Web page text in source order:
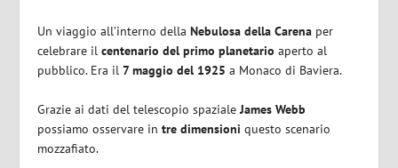
Un viaggio all’interno dellaNebulosa della Carena per
celebrare il centenario del primo planetarioaperto al
pubblico. Era il7 maggio del 1925 a Monaco di Baviera.
Grazie ai dati del telescopio spazialeJames Webb
possiamo osservare in tre dimensioni questo scenario
mozzafiato.